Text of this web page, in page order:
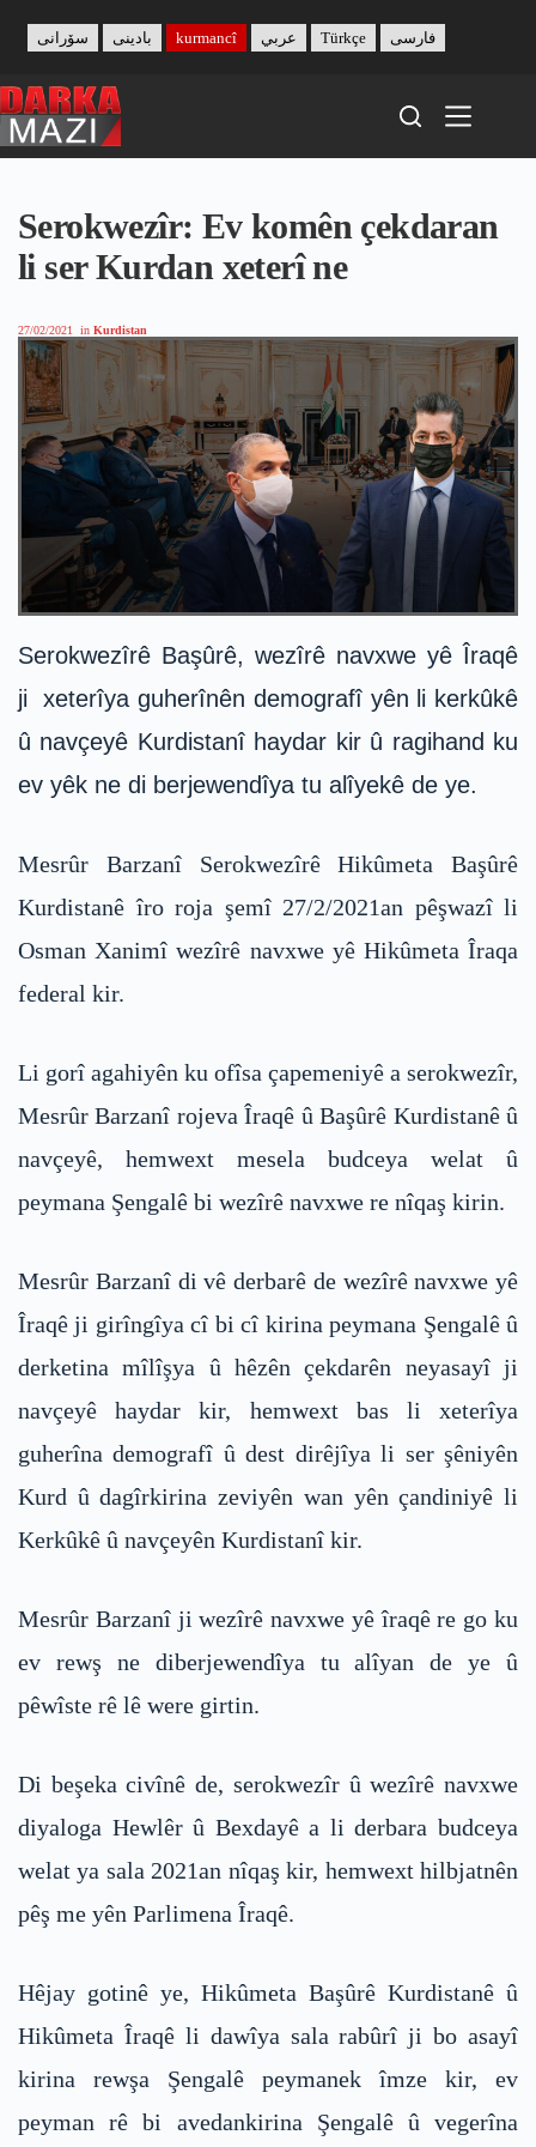
content
بادینی سۆرانی kurmancî عربي Türkçe فارسی
Serokwezîr: Ev komên çekdaran
li ser Kurdan xeterî ne
27/02/2021 in Kurdistan
Serokwezîrê Başûrê, wezîrê navxwe yê Îraqê
ji xeterîya guherînên demografî yên li kerkûkê
û navçeyê Kurdistanî haydar kir û ragihand ku
ev yêk ne di berjewendîya tu alîyekê de ye.
Mesrûr Barzanî Serokwezîrê Hikûmeta Başûrê
Kurdistanê îro roja şemî 27/2/2021an pêşwazî li
Osman Xanimî wezîrê navxwe yê Hikûmeta Îraqa
federal kir.
Li gorî agahiyên ku ofîsa çapemeniyê a serokwezîr,
Mesrûr Barzanî rojeva Îraqê û Başûrê Kurdistanê û
navçeyê, hemwext mesela budceya welat û
peymana Şengalê bi wezîrê navxwe re nîqaş kirin.
Mesrûr Barzanî di vê derbarê de wezîrê navxwe yê
Îraqê ji girîngîya cî bi cî kirina peymana Şengalê û
derketina mîlîşya û hêzên çekdarên neyasayî ji
navçeyê haydar kir, hemwext bas li xeterîya
guherîna demografî û dest dirêjîya li ser şêniyên
Kurd û dagîrkirina zeviyên wan yên çandiniyê li
Kerkûkê û navçeyên Kurdistanî kir.
Mesrûr Barzanî ji wezîrê navxwe yê îraqê re go ku
ev rewş ne diberjewendîya tu alîyan de ye û
pêwîste rê lê were girtin.
Di beşeka civînê de, serokwezîr û wezîrê navxwe
diyaloga Hewlêr û Bexdayê a li derbara budceya
welat ya sala 2021an nîqaş kir, hemwext hilbjatnên
pêş me yên Parlimena Îraqê.
Hêjay gotinê ye, Hikûmeta Başûrê Kurdistanê û
Hikûmeta Îraqê li dawîya sala rabûrî ji bo asayî
kirina rewşa Şengalê peymanek îmze kir, ev
peyman rê bi avedankirina Şengalê û vegerîna